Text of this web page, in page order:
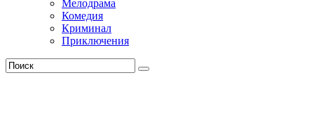
Мелодрама
Комедия
Криминал
Приключения